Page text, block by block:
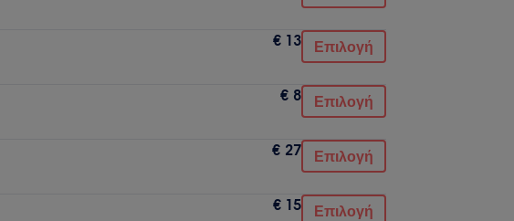
€ 13 Επιλογή
€ 8 Επιλογή
€ 27 Επιλογή
€ 15 Επιλογή